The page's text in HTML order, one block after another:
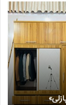
بهترین
کلینیک
زیبایی
در
فردیس
کرج؛
دکتر
مریم
خیرآبادی
5 روز پیش
بهترین